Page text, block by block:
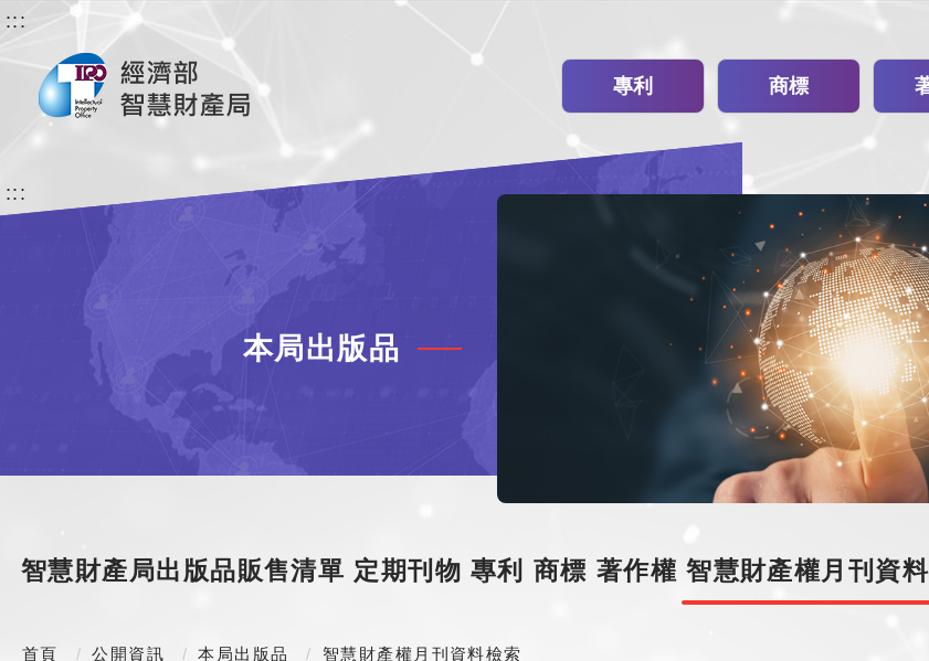
:::
專利 商標
:::
本局出版品
智慧財產局出版品販售清單 定期刊物 專利 商標 著作權 智慧財產權月刊資
首頁 公開資訊 本局出版品 智慧財產權月刊資料檢索